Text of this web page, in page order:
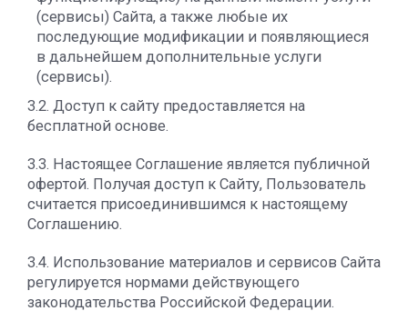
(сервисы) Сайта, а также любые их
последующие модификации и появляющиеся
в дальнейшем дополнительные услуги
(сервисы).
3.2. Доступ к сайту предоставляется на
бесплатной основе.
3.3. Настоящее Соглашение является публичной
офертой. Получая доступ к Сайту, Пользователь
считается присоединившимся к настоящему
Соглашению.
3.4. Использование материалов и сервисов Сайта
регулируется нормами действующего
законодательства Российской Федерации.